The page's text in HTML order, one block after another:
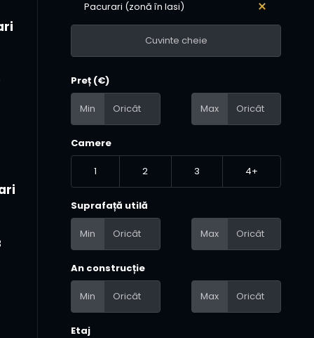
Pacurari (zonă în Iasi)
Preț (€)
Min Max
Camere
1 2 3 4+
Suprafață utilă
Min Max
An construcție
Min Max
Etaj